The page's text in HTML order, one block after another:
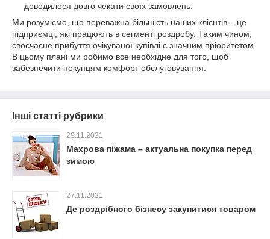
доводилося довго чекати своїх замовлень.
Ми розуміємо, що переважна більшість наших клієнтів – це
підприємці, які працюють в сегменті роздробу. Таким чином,
своєчасне прибуття очікуваної купівлі є значним пріоритетом.
В цьому плані ми робимо все необхідне для того, щоб
забезпечити покупцям комфорт обслуговування.
Інші статті рубрики
29.11.2021
Махрова піжама – актуальна покупка перед
зимою
27.11.2021
Де роздрібного бізнесу закупитися товаром